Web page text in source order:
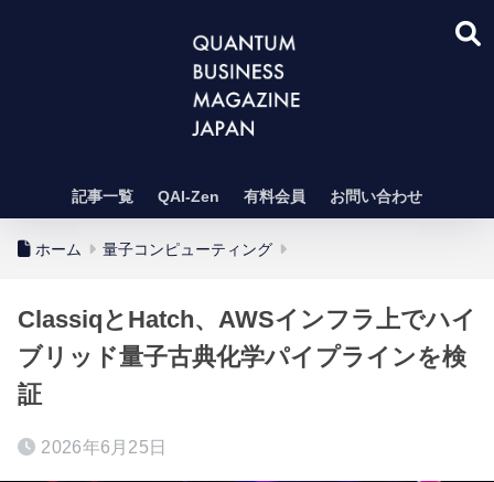
記事一覧 QAI-Zen 有料会員 お問い合わせ
ホーム 量子コンピューティング
ClassiqとHatch、AWSインフラ上でハイ
ブリッド量子古典化学パイプラインを検
証
2026年6月25日